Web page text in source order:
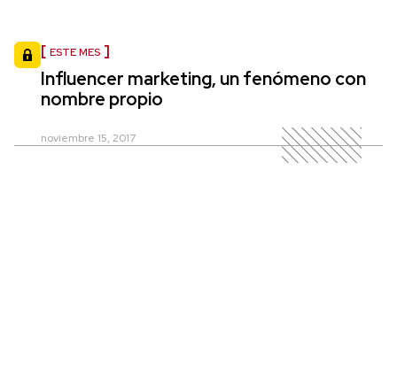
ESTE MES
Influencer marketing, un fenómeno con
nombre propio
noviembre 15, 2017